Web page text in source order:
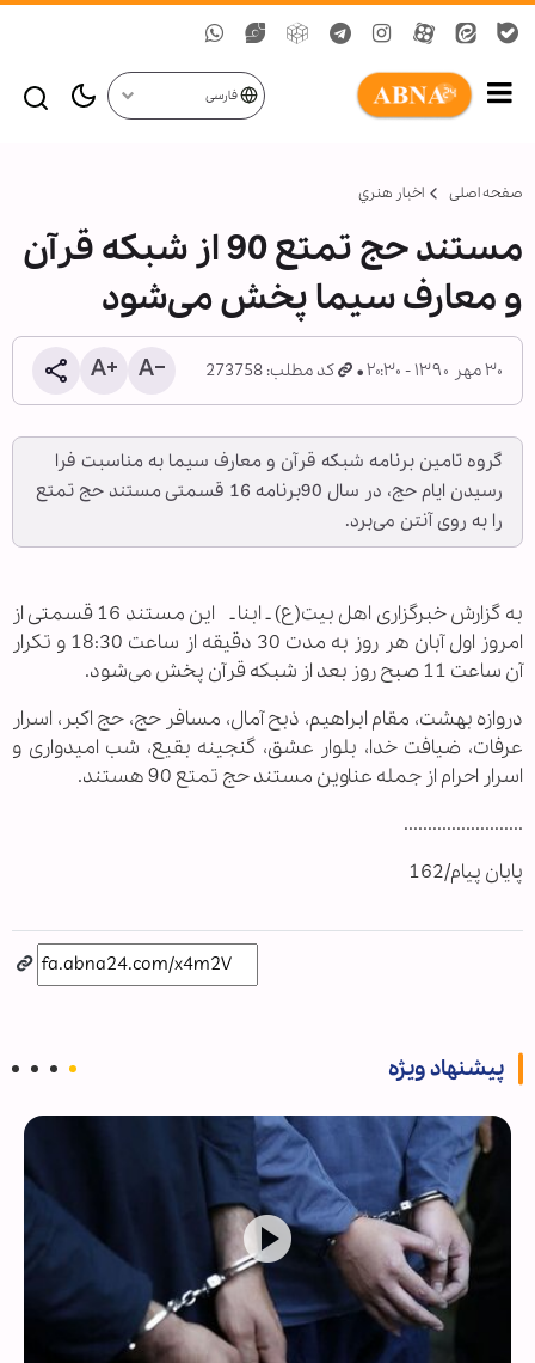
فارسی
صفحه اصلی اخبار هنري
مستند حج تمتع 90 از شبکه قرآن
و معارف سیما پخش می‌شود
۳۰ مهر ۱۳۹۰ - ۲۰:۳۰ کد مطلب: 273758
گروه تامین برنامه شبکه قرآن و معارف سیما به مناسبت فرا
رسیدن ایام حج، در سال 90برنامه 16 قسمتی مستند حج تمتع
را به روی آنتن می‌برد.
به گزارش خبرگزاری اهل بیت‏(ع) ـ ابنا ـ این مستند 16 قسمتی از
امروز اول آبان هر روز به مدت 30 دقیقه از ساعت 18:30 و تکرار
آن ساعت 11 صبح روز بعد از شبکه قرآن پخش می‌شود.
دروازه بهشت، مقام ابراهیم، ذبح آمال، مسافر حج، حج اکبر، اسرار
عرفات، ضیافت خدا، بلوار عشق، گنجینه بقیع، شب امیدواری و
اسرار احرام از جمله عناوین مستند حج تمتع 90 هستند.
.........................
پایان پیام/162
پیشنهاد ویژه